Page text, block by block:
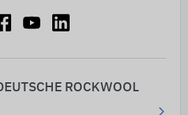
ROCKWOOL